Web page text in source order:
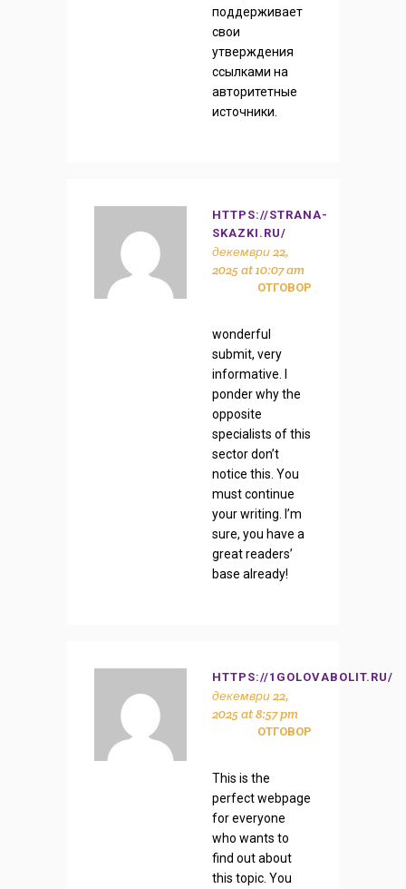
поддерживает
свои
утверждения
ссылками на
авторитетные
источники.
HTTPS://STRANA-
SKAZKI.RU/
декември 22,
2025 at 10:07 am
ОТГОВОР
wonderful
submit, very
informative. I
ponder why the
opposite
specialists of this
sector don’t
notice this. You
must continue
your writing. I’m
sure, you have a
great readers’
base already!
HTTPS://1GOLOVABOLIT.RU/
декември 22,
2025 at 8:57 pm
ОТГОВОР
This is the
perfect webpage
for everyone
who wants to
find out about
this topic. You